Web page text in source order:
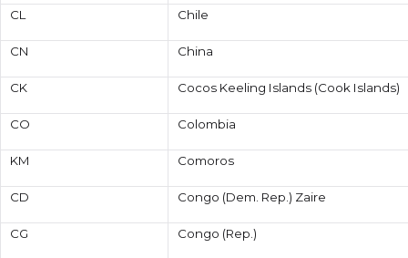
CL Chile
CN China
CK Cocos Keeling Islands (Cook Islands)
CO Colombia
KM Comoros
CD Congo (Dem. Rep.) Zaire
CG Congo (Rep.)